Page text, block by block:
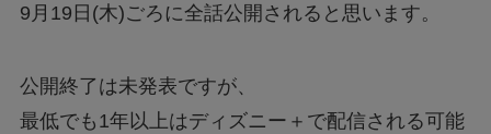
9月19日(木)ごろに全話公開されると思います。
公開終了は未発表ですが、
最低でも1年以上はディズニー＋で配信される可能